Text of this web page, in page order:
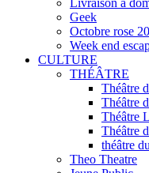
Livraison à
Geek
Octobre rose
Week end
CULTURE
THÉÂTRE
Théâtre
Théâtre
Théâtre
Théâtre
théâtre
Theo Theatre